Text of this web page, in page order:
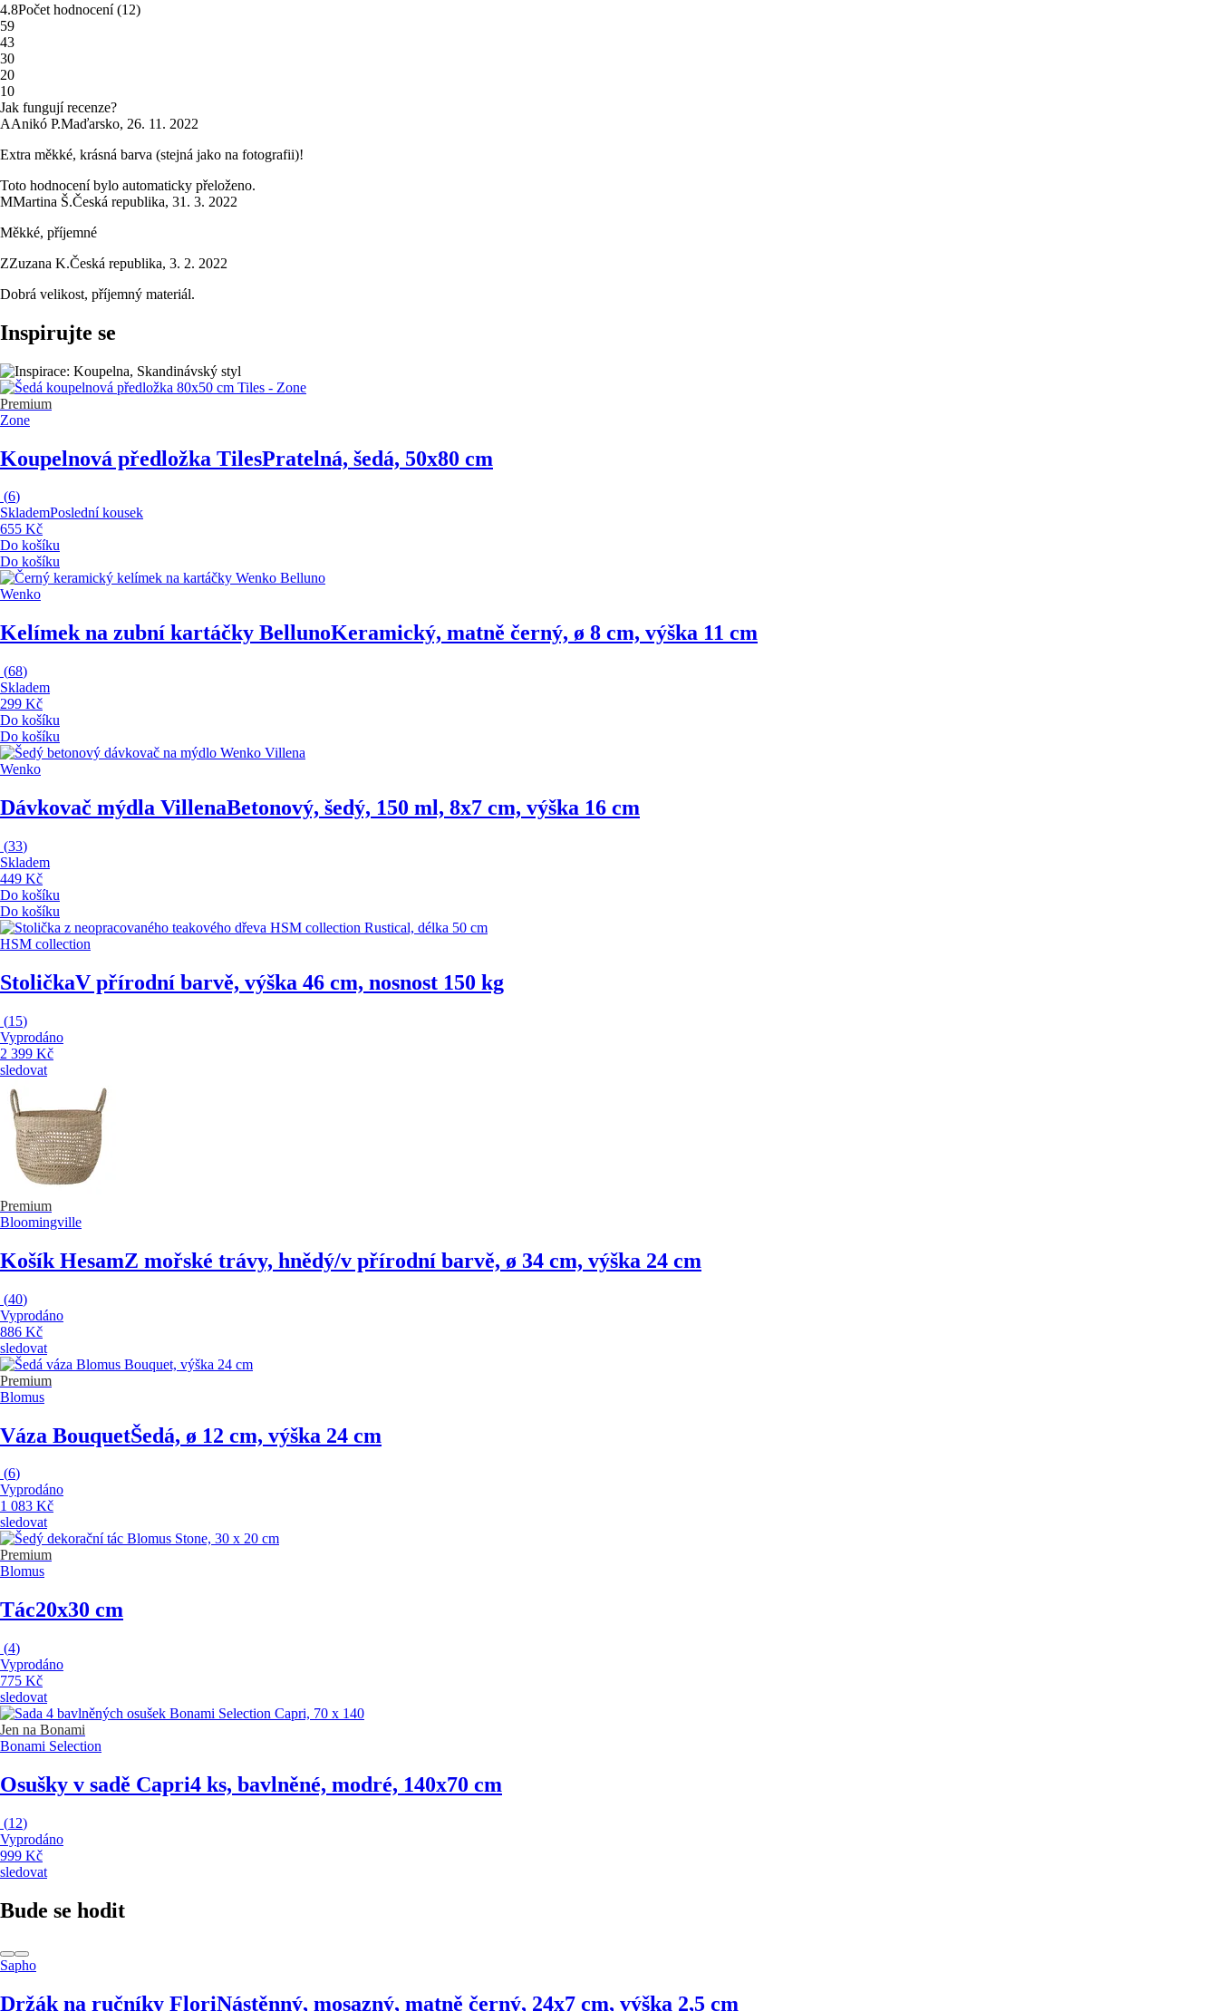
4.8Počet hodnocení(12)
59
43
30
20
10
Jak fungují recenze?
AAnikó P.Maďarsko, 26. 11. 2022
Extra měkké, krásná barva (stejná jako na fotografii)!
Toto hodnocení bylo automaticky přeloženo.
MMartina Š.Česká republika, 31. 3. 2022
Měkké, příjemné
ZZuzana K.Česká republika, 3. 2. 2022
Dobrá velikost, příjemný materiál.
Inspirujte se
Premium
Zone
Koupelnová předložka TilesPratelná, šedá, 50x80 cm
(6)
SklademPoslední kousek
655 Kč
Do košíku
Do košíku
Wenko
Kelímek na zubní kartáčky BellunoKeramický, matně černý, ø 8 cm, výška 11 cm
(68)
Skladem
299 Kč
Do košíku
Do košíku
Wenko
Dávkovač mýdla VillenaBetonový, šedý, 150 ml, 8x7 cm, výška 16 cm
(33)
Skladem
449 Kč
Do košíku
Do košíku
HSM collection
StoličkaV přírodní barvě, výška 46 cm, nosnost 150 kg
(15)
Vyprodáno
2 399 Kč
sledovat
Premium
Bloomingville
Košík HesamZ mořské trávy, hnědý/v přírodní barvě, ø 34 cm, výška 24 cm
(40)
Vyprodáno
886 Kč
sledovat
Premium
Blomus
Váza BouquetŠedá, ø 12 cm, výška 24 cm
(6)
Vyprodáno
1 083 Kč
sledovat
Premium
Blomus
Tác20x30 cm
(4)
Vyprodáno
775 Kč
sledovat
Jen na Bonami
Bonami Selection
Osušky v sadě Capri4 ks, bavlněné, modré, 140x70 cm
(12)
Vyprodáno
999 Kč
sledovat
Bude se hodit
Sapho
Držák na ručníky FloriNástěnný, mosazný, matně černý, 24x7 cm, výška 2,5 cm